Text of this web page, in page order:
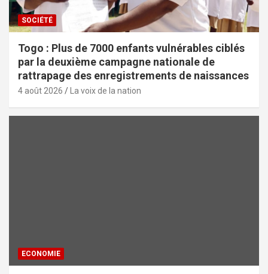
SOCIÉTÉ
Togo : Plus de 7000 enfants vulnérables ciblés
par la deuxième campagne nationale de
rattrapage des enregistrements de naissances
4 août 2026 La voix de la nation
ECONOMIE